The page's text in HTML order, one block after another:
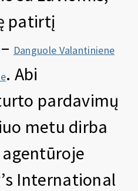
patirtį
Danguole Valantiniene
. Abi
pardavimų
metu dirba
International